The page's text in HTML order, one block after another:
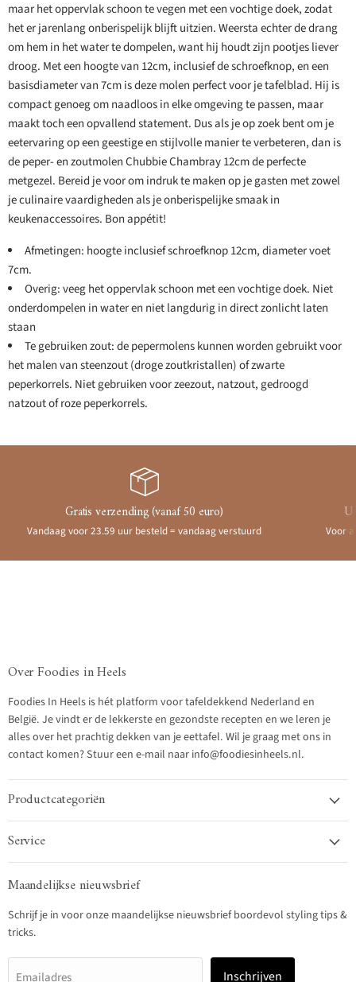
maar het oppervlak schoon te vegen met een vochtige doek, zodat
het er jarenlang onberispelijk blijft uitzien. Weersta echter de drang
om hem in het water te dompelen, want hij houdt zijn pootjes liever
droog. Met een hoogte van 12cm, inclusief de schroefknop, en een
basisdiameter van 7cm is deze molen perfect voor je tafelblad. Hij is
compact genoeg om naadloos in elke omgeving te passen, maar
maakt toch een opvallend statement. Dus als je op zoek bent om je
eetervaring op een geestige en stijlvolle manier te verbeteren, dan is
de peper- en zoutmolen Chubbie Chambray 12cm de perfecte
metgezel. Bereid je voor om indruk te maken op je gasten met zowel
je culinaire vaardigheden als je onberispelijke smaak in
keukenaccessoires. Bon appétit!
Afmetingen: hoogte inclusief schroefknop 12cm, diameter voet
7cm.
Overig: veeg het oppervlak schoon met een vochtige doek. Niet
onderdompelen in water en niet langdurig in direct zonlicht laten
staan
Te gebruiken zout: de pepermolens kunnen worden gebruikt voor
het malen van steenzout (droge zoutkristallen) of zwarte
peperkorrels. Niet gebruiken voor zeezout, natzout, gedroogd
natzout of roze peperkorrels.
Gratis verzending (vanaf 50 euro)
Vandaag voor 23.59 uur besteld = vandaag verstuurd Voor
Over Foodies in Heels
Foodies In Heels is hét platform voor tafeldekkend Nederland en
België. Je vindt er de lekkerste en gezondste recepten en we leren je
alles over het prachtig dekken van je eettafel. Wil je graag met ons in
contact komen? Stuur een e-mail naar info@foodiesinheels.nl.
Productcategoriën
Service
Maandelijkse nieuwsbrief
Schrijf je in voor onze maandelijkse nieuwsbrief boordevol styling tips &
tricks.
Emailadres Inschrijven